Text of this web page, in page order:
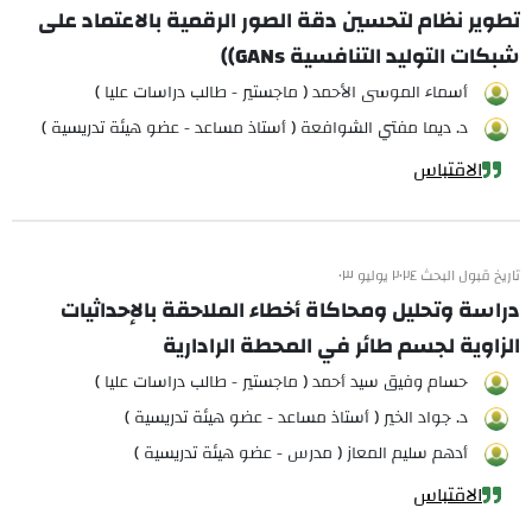
تطوير نظام لتحسين دقة الصور الرقمية بالاعتماد على
شبكات التوليد التنافسية GANs))
أسماء الموسى الأحمد ( ماجستير - طالب دراسات عليا )
د. ديما مفتي الشوافعة ( أستاذ مساعد - عضو هيئة تدريسية )
الاقتباس
تاريخ قبول البحث ٢٠٢٤ يوليو ٠٣
دراسة وتحليل ومحاكاة أخطاء الملاحقة بالإحداثيات
الزاوية لجسم طائر في المحطة الرادارية
حسام وفيق سيد أحمد ( ماجستير - طالب دراسات عليا )
د. جواد الخير ( أستاذ مساعد - عضو هيئة تدريسية )
أدهم سليم المعاز ( مدرس - عضو هيئة تدريسية )
الاقتباس